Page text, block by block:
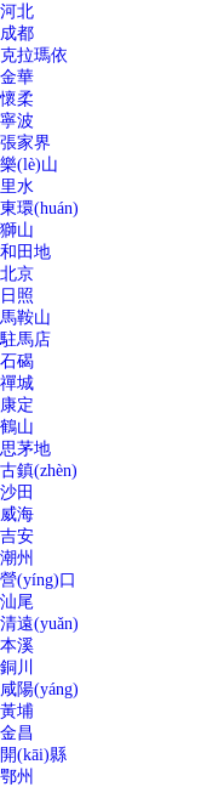
河北
成都
克拉瑪依
金華
懷柔
寧波
張家界
樂(lè)山
里水
東環(huán)
獅山
和田地
北京
日照
馬鞍山
駐馬店
石碣
禪城
康定
鶴山
思茅地
古鎮(zhèn)
沙田
威海
吉安
潮州
營(yíng)口
汕尾
清遠(yuǎn)
本溪
銅川
咸陽(yáng)
黃埔
金昌
開(kāi)縣
鄂州